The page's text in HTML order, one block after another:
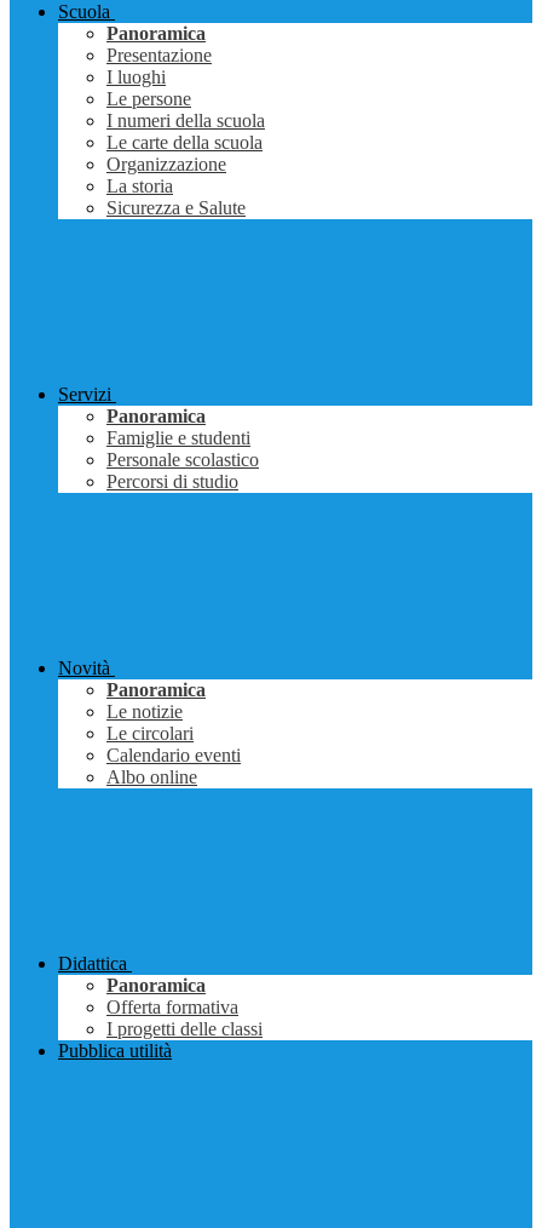
Scuola
Panoramica
Presentazione
I luoghi
Le persone
I numeri della scuola
Le carte della scuola
Organizzazione
La storia
Sicurezza e Salute
Servizi
Panoramica
Famiglie e studenti
Personale scolastico
Percorsi di studio
Novità
Panoramica
Le notizie
Le circolari
Calendario eventi
Albo online
Didattica
Panoramica
Offerta formativa
I progetti delle classi
Pubblica utilità